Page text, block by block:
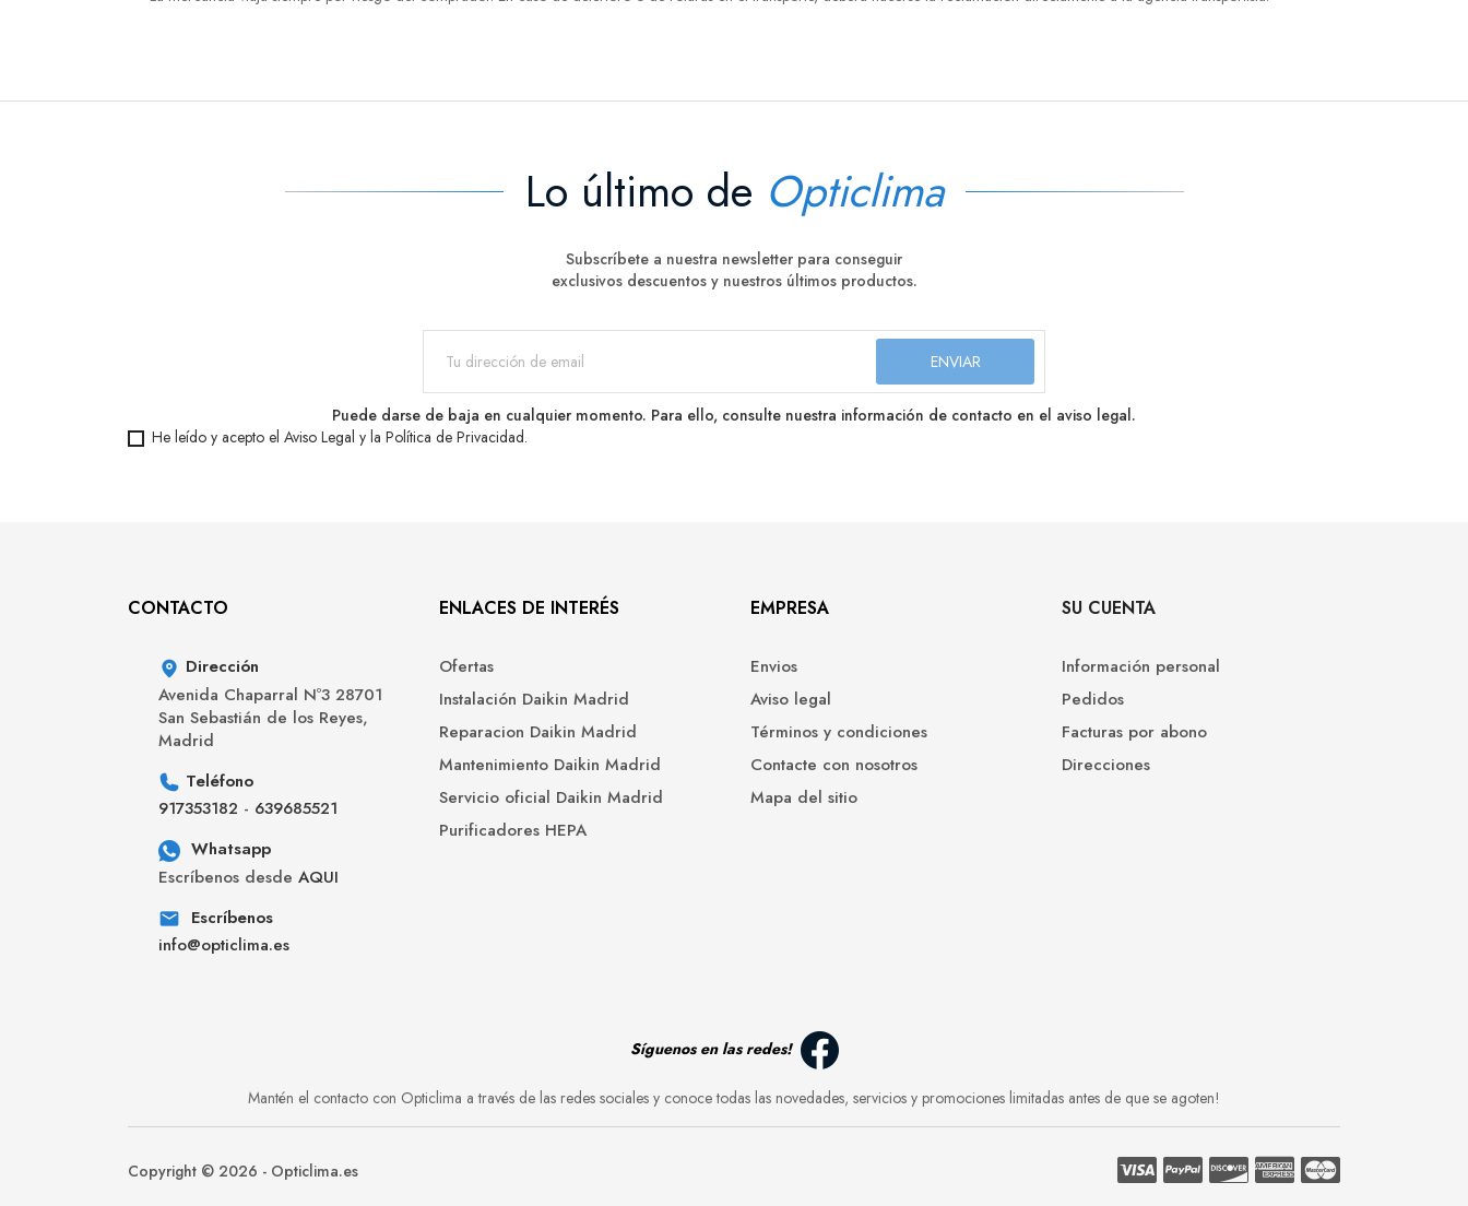
Lo último de Opticlima
Subscríbete a nuestra newsletter para conseguir
exclusivos descuentos y nuestros últimos productos.
Puede darse de baja en cualquier momento. Para ello, consulte nuestra información de contacto en el aviso legal.
He leído y acepto el Aviso Legal y la Política de Privacidad.
CONTACTO
Dirección
Avenida Chaparral Nº3 28701
San Sebastián de los Reyes,
Madrid
Teléfono
917353182 - 639685521
Whatsapp
Escríbenos desde AQUI
Escríbenos
info@opticlima.es
ENLACES DE INTERÉS
Ofertas
Instalación Daikin Madrid
Reparacion Daikin Madrid
Mantenimiento Daikin Madrid
Servicio oficial Daikin Madrid
Purificadores HEPA
EMPRESA
Envios
Aviso legal
Términos y condiciones
Contacte con nosotros
Mapa del sitio
SU CUENTA
Información personal
Pedidos
Facturas por abono
Direcciones
Síguenos en las redes!
Mantén el contacto con Opticlima a través de las redes sociales y conoce todas las novedades, servicios y promociones limitadas antes de que se agoten!
Copyright © 2026 - Opticlima.es